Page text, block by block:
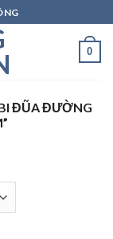
0
ĐŨA ĐƯỜNG